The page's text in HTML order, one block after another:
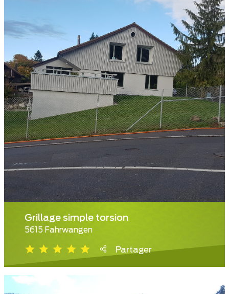
Grillage simple torsion
5615 Fahrwangen
Partager